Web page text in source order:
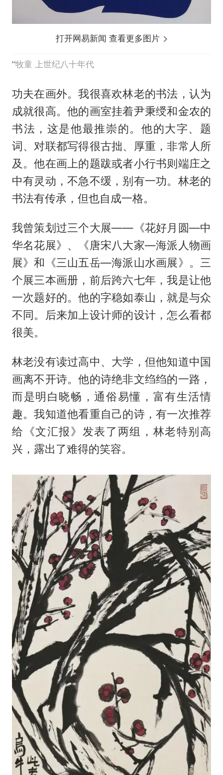
打开网易新闻 查看更多图片
牧童 上世纪八十年代
功夫在画外。我很喜欢林老的书法，认为
成就很高。他的画室挂着尹秉绶和金农的
书法，这是他最推崇的。他的大字、题
词、对联都写得很古拙、厚重，非常人所
及。他在画上的题跋或者小行书则端庄之
中有灵动，不急不缓，别有一功。林老的
书法有传承，但也自成一格。
我曾策划过三个大展——《花好月圆—中
华名花展》、《唐宋八大家—海派人物画
展》和《三山五岳—海派山水画展》。三
个展三本画册，前后跨六七年，我是让他
一次题好的。他的字稳如泰山，就是与众
不同。后来加上设计师的设计，怎么看都
很美。
林老没有读过高中、大学，但他知道中国
画离不开诗。他的诗绝非文绉绉的一路，
而是明白晓畅，通俗易懂，富有生活情
趣。我知道他看重自己的诗，有一次推荐
给《文汇报》发表了两组，林老特别高
兴，露出了难得的笑容。